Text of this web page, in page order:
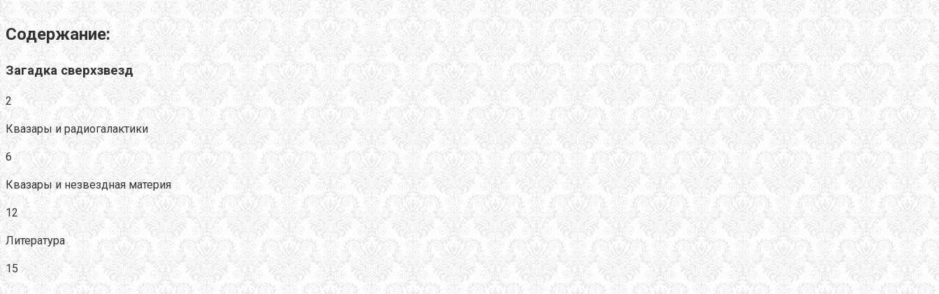
Содержание:
Загадка сверхзвезд
2
Квазары и радиогалактики
6
Квазары и незвездная материя
12
Литература
15